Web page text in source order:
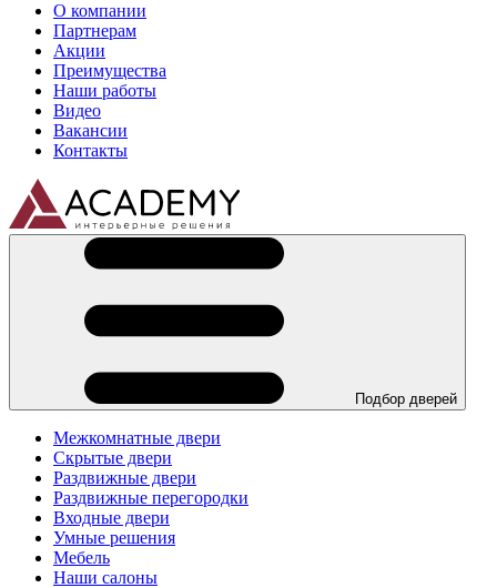
О компании
Партнерам
Акции
Преимущества
Наши работы
Видео
Вакансии
Контакты
Подбор дверей
Межкомнатные двери
Скрытые двери
Раздвижные двери
Раздвижные перегородки
Входные двери
Умные решения
Мебель
Наши салоны